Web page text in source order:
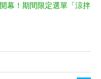
幕！期間限定選單「涼拌